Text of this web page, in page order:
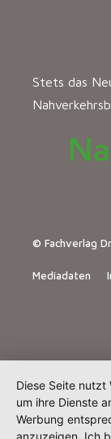
Stets das
© Fachverlag
Mediadaten
Diese Seite nutzt
um ihre Dienste
Werbung
anzuzeigen. Ich